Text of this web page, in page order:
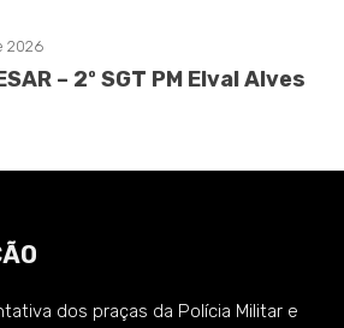
2026
– 2º SGT PM Elval Alves
dos praças da Polícia Militar e